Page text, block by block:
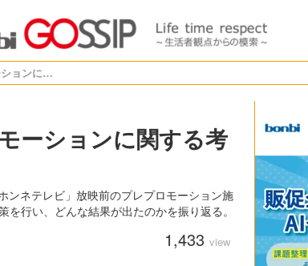
72時間ホンネテレビのプロモーションに関する考察
ーションに関する考
ンネテレビ」放映前のプレプロモーション施
行い、どんな結果が出たのかを振り返る。
1,433 view